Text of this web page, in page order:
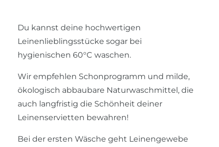
Du kannst deine hochwertigen
Leinenlieblingsstücke sogar bei
hygienischen 60°C waschen.
Wir empfehlen Schonprogramm und milde,
ökologisch abbaubare Naturwaschmittel, die
auch langfristig die Schönheit deiner
Leinenservietten bewahren!
Bei der ersten Wäsche geht Leinengewebe